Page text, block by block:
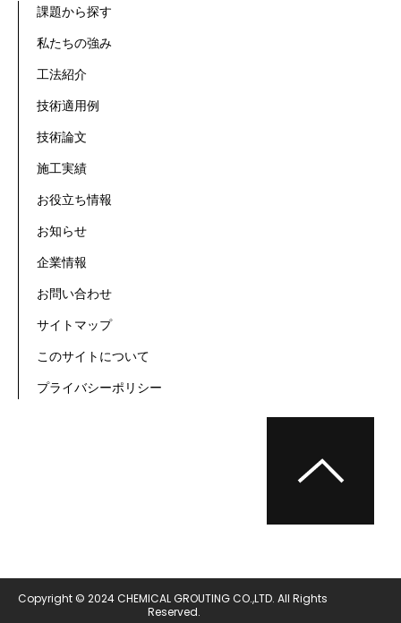
課題から探す
私たちの強み
工法紹介
技術適用例
技術論文
施工実績
お役立ち情報
お知らせ
企業情報
お問い合わせ
サイトマップ
このサイトについて
プライバシーポリシー
Copyright © 2024 CHEMICAL GROUTING CO.,LTD. All Rights
Reserved.